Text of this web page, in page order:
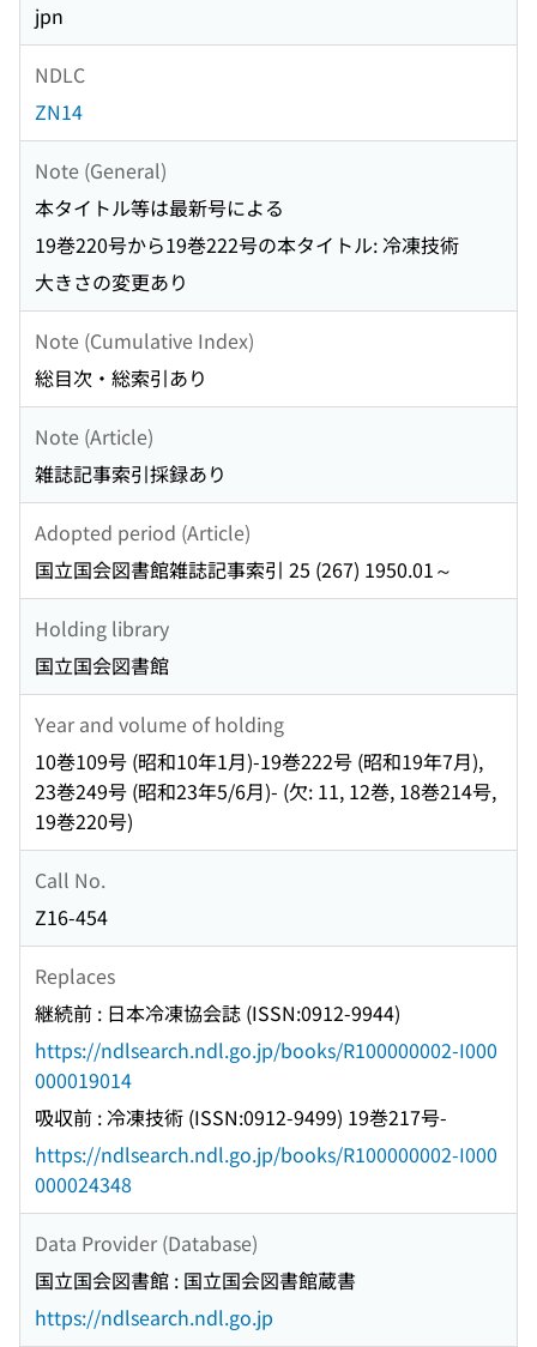
jpn
NDLC
ZN14
Note (General)
本タイトル等は最新号による
19巻220号から19巻222号の本タイトル: 冷凍技術
大きさの変更あり
Note (Cumulative Index)
総目次・総索引あり
Note (Article)
雑誌記事索引採録あり
Adopted period (Article)
国立国会図書館雑誌記事索引 25 (267) 1950.01～
Holding library
国立国会図書館
Year and volume of holding
10巻109号 (昭和10年1月)-19巻222号 (昭和19年7月),
23巻249号 (昭和23年5/6月)- (欠: 11, 12巻, 18巻214号,
19巻220号)
Call No.
Z16-454
Replaces
継続前 : 日本冷凍協会誌 (ISSN:0912-9944)
https://ndlsearch.ndl.go.jp/books/R100000002-I000
000019014
吸収前 : 冷凍技術 (ISSN:0912-9499) 19巻217号-
https://ndlsearch.ndl.go.jp/books/R100000002-I000
000024348
Data Provider (Database)
国立国会図書館 : 国立国会図書館蔵書
https://ndlsearch.ndl.go.jp